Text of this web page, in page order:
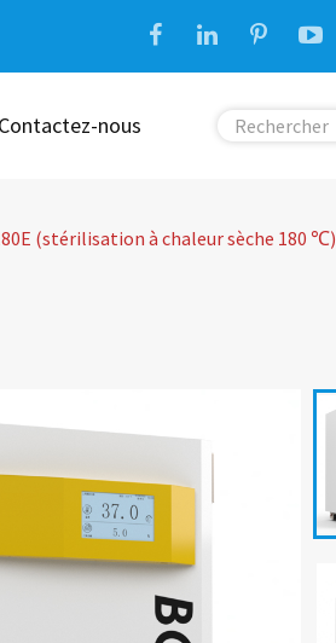
Contactez-nous
(stérilisation à chaleur sèche 180 ℃)